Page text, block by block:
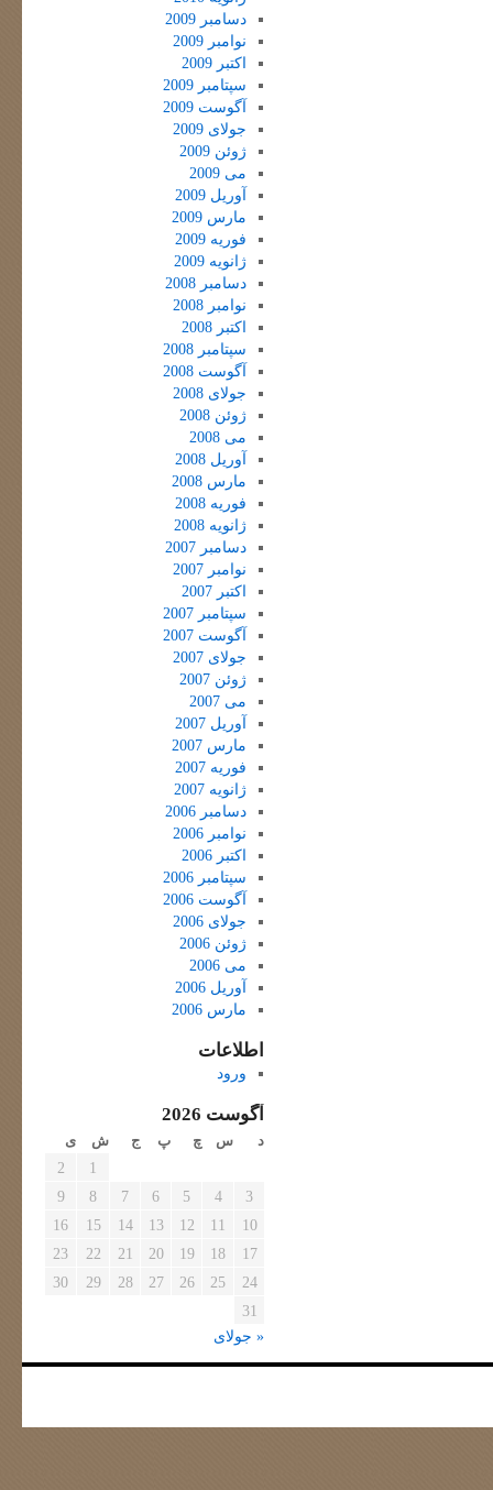
دسامبر 2009
نوامبر 2009
اکتبر 2009
سپتامبر 2009
آگوست 2009
جولای 2009
ژوئن 2009
می 2009
آوریل 2009
مارس 2009
فوریه 2009
ژانویه 2009
دسامبر 2008
نوامبر 2008
اکتبر 2008
سپتامبر 2008
آگوست 2008
جولای 2008
ژوئن 2008
می 2008
آوریل 2008
مارس 2008
فوریه 2008
ژانویه 2008
دسامبر 2007
نوامبر 2007
اکتبر 2007
سپتامبر 2007
آگوست 2007
جولای 2007
ژوئن 2007
می 2007
آوریل 2007
مارس 2007
فوریه 2007
ژانویه 2007
دسامبر 2006
نوامبر 2006
اکتبر 2006
سپتامبر 2006
آگوست 2006
جولای 2006
ژوئن 2006
می 2006
آوریل 2006
مارس 2006
اطلاعات
ورود
آگوست 2026
د س چ پ ج ش ی
1
2
3
4
5
6
7
8
9
10
11
12
13
14
15
16
17
18
19
20
21
22
23
24
25
26
27
28
29
30
31
« جولای